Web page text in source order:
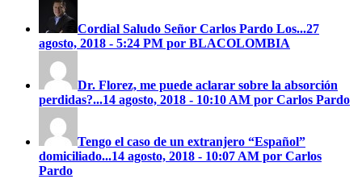
Cordial Saludo Señor Carlos Pardo Los...27
agosto, 2018 - 5:24 PM por BLACOLOMBIA
Dr. Florez, me puede aclarar sobre la absorción
perdidas?...14 agosto, 2018 - 10:10 AM por Carlos Pardo
Tengo el caso de un extranjero “Español”
domiciliado...14 agosto, 2018 - 10:07 AM por Carlos
Pardo